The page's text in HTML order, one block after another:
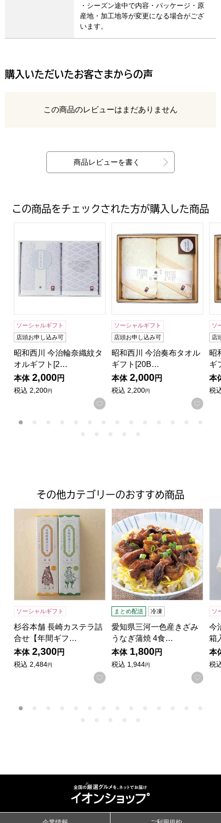
・シーズン途中で内容・パッケージ・原
産地・加工地等が変更になる場合がござ
います。
購入いただいたお客さまからの声
レビュー
この商品のレビューはまだありません
商品レビューを書く
この商品をチェックされた方が購入した商品
ソーシャルギフト
店頭お申し込み可
昭和西川 今治輪奈織紋タ
オルギフト[2…
本体 2,000円
税込 2,200円
お気に入りに登録する
ソーシャルギフト
店頭お申し込み可
昭和西川 今治奏布タオル
ギフト[20B…
本体 2,000円
税込 2,200円
お気
ソ
店
昭
ギ
本
税
その他カテゴリーのおすすめ商品
杉谷本舗 長崎カステラ詰合せ【年間ギフト】
ソーシャルギフト
杉谷本舗 長崎カステラ詰
合せ【年間ギフ…
本体 2,300円
税込 2,484円
お気に入りに登録する
愛知県三河一色産きざみうな
まとめ配送 冷凍
愛知県三河一色産きざみ
うなぎ蒲焼 4食…
本体 1,800円
税込 1,944円
お気
ソ
今
箱
本
税